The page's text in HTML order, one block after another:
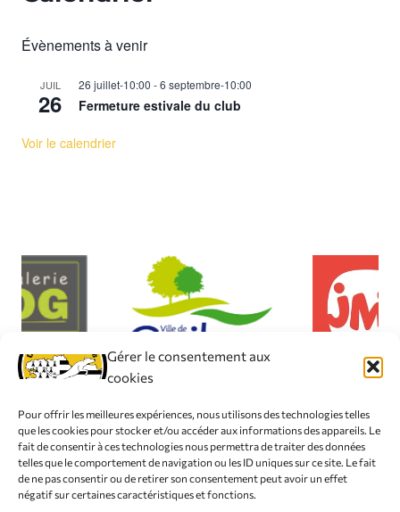
Gérer le consentement aux
cookies
Pour offrir les meilleures expériences, nous utilisons des technologies telles
que les cookies pour stocker et/ou accéder aux informations des appareils. Le
fait de consentir à ces technologies nous permettra de traiter des données
telles que le comportement de navigation ou les ID uniques sur ce site. Le fait
de ne pas consentir ou de retirer son consentement peut avoir un effet
négatif sur certaines caractéristiques et fonctions.
Évènements à venir
JUIL
26
26 juillet-10:00 -6 septembre-10:00
Fermeture estivale du club
Voir le calendrier
© 2026 Club Canin de L'Iroise